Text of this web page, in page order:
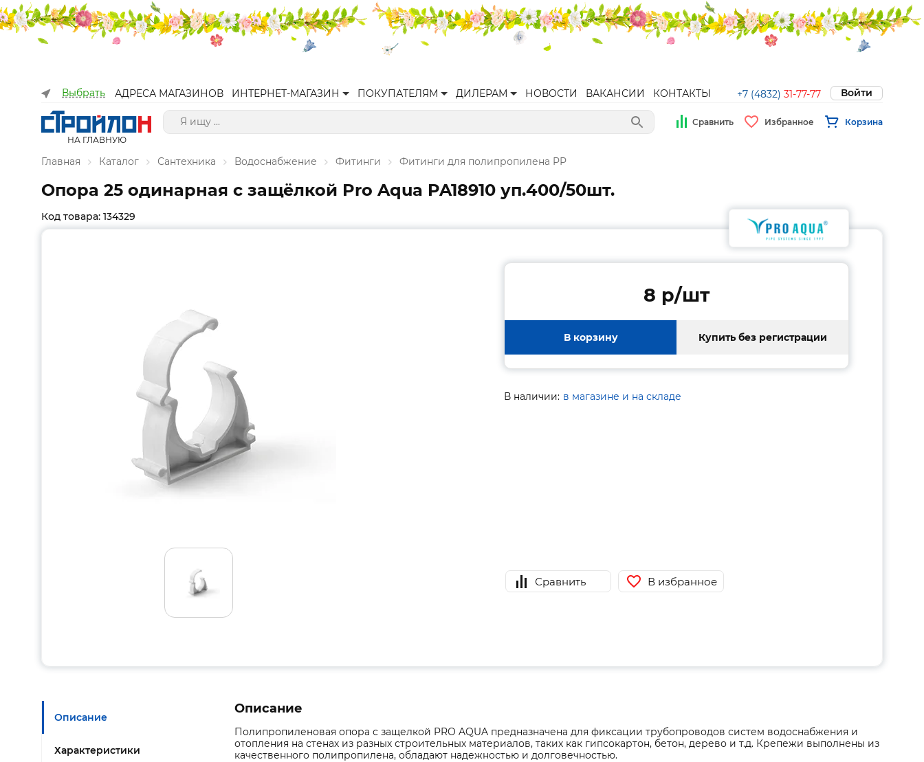
Выбрать АДРЕСА МАГАЗИНОВ ИНТЕРНЕТ-МАГАЗИН ПОКУПАТЕЛЯМ ДИЛЕРАМ НОВОСТИ ВАКАНСИИ КОНТАКТЫ +7 (4832) 31-77-77 Войти
НА ГЛАВНУЮ
Сравнить Избранное Корзина
Главная Каталог Сантехника Водоснабжение Фитинги Фитинги для полипропилена PP
Опора 25 одинарная с защёлкой Pro Aqua PA18910 уп.400/50шт.
Код товара: 134329
8 p/шт
В корзину Купить без регистрации
В наличии: в магазине и на складе
Сравнить В избранное
Описание
Характеристики
Описание
Полипропиленовая опора с защелкой PRO AQUA предназначена для фиксации трубопроводов систем водоснабжения и
отопления на стенах из разных строительных материалов, таких как гипсокартон, бетон, дерево и т.д. Крепежи выполнены из
качественного полипропилена, обладают надежностью и долговечностью.